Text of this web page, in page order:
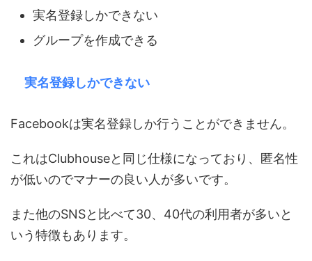
実名登録しかできない
グループを作成できる
実名登録しかできない
Facebookは実名登録しか行うことができません。
これはClubhouseと同じ仕様になっており、匿名性
が低いのでマナーの良い人が多いです。
また他のSNSと比べて30、40代の利用者が多いと
いう特徴もあります。